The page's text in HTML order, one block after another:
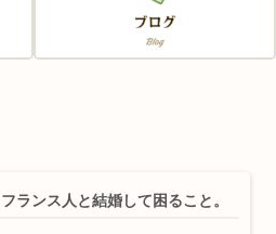
フランス人と結婚して困ること。